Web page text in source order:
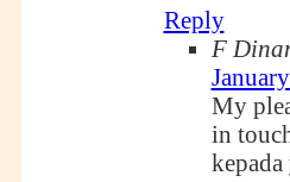
Reply
F
My
in